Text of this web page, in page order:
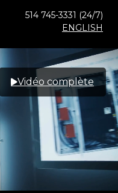
514 745-3331 (24/7)
ENGLISH
Vidéo complète